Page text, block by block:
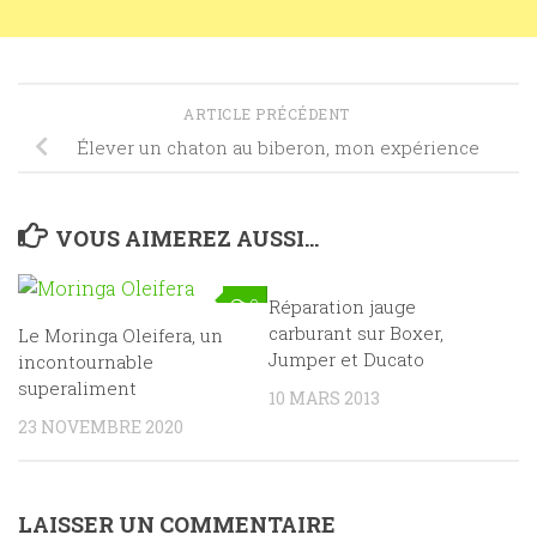
ARTICLE PRÉCÉDENT
Élever un chaton au biberon, mon expérience
VOUS AIMEREZ AUSSI...
0
Le Moringa Oleifera, un
incontournable
superaliment
23 NOVEMBRE 2020
Réparation jauge
carburant sur Boxer,
Jumper et Ducato
10 MARS 2013
LAISSER UN COMMENTAIRE